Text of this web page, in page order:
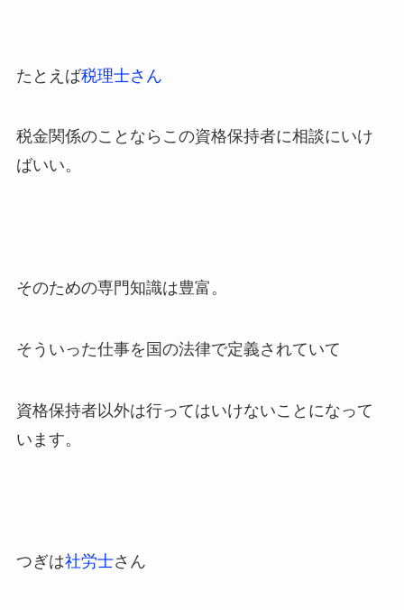
たとえば税理士さん
税金関係のことならこの資格保持者に相談にいけ
ばいい。
そのための専門知識は豊富。
そういった仕事を国の法律で定義されていて
資格保持者以外は行ってはいけないことになって
います。
つぎは社労士さん